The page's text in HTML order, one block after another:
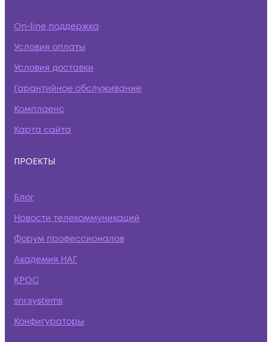
On-line поддержка
Условия оплаты
Условия доставки
Гарантийное обслуживание
Комплаенс
Карта сайта
ПРОЕКТЫ
Блог
Новости телекоммуникаций
Форум профессионалов
Академия НАГ
КРОС
snr.systems
Конфигураторы